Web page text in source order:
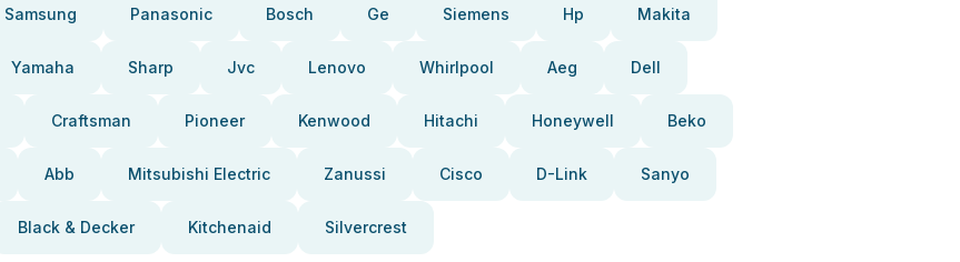
Samsung Panasonic Bosch Ge Siemens Hp Makita
Yamaha Sharp Jvc Lenovo Whirlpool Aeg Dell
Craftsman Pioneer Kenwood Hitachi Honeywell Beko
Abb Mitsubishi Electric Zanussi Cisco D-Link Sanyo
Black & Decker Kitchenaid Silvercrest